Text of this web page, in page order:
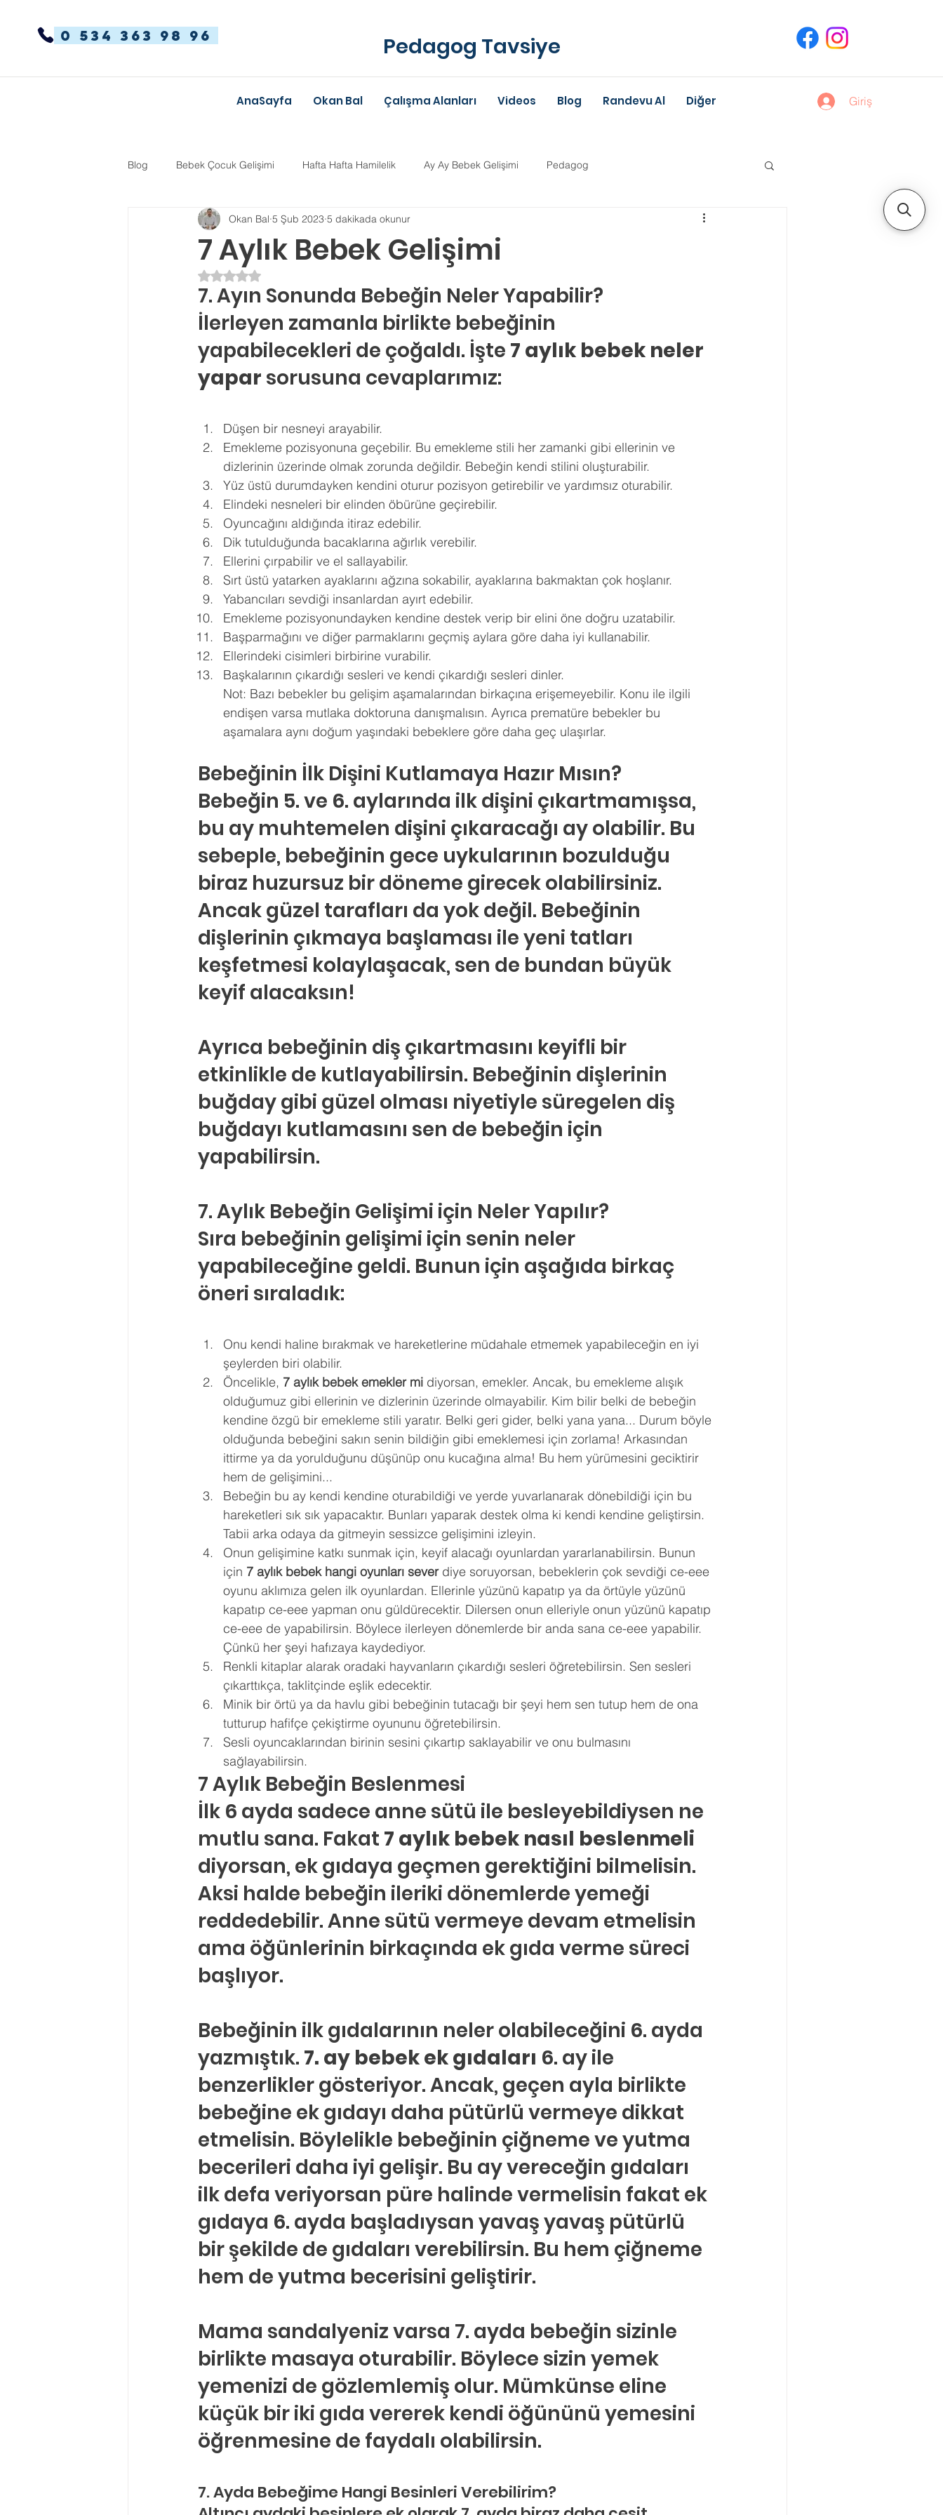
0 534 363 98 96 Pedagog Tavsiye
AnaSayfa Okan Bal Çalışma Alanları Videos Blog Randevu Al Diğer Giriş
Blog Bebek Çocuk Gelişimi Hafta Hafta Hamilelik Ay Ay Bebek Gelişimi Pedagog
Dikkat Dağınıklığı Hiperaktivite Anne-Baba Eğitimi
Kekemelik TYT-AYT
Ergenlik Danışmanlığı PDR Rehberlik Psikoloji Tercih Danışmanı Öğrenci Koçluğu
Evlilik Terapisi
7 Aylık Bebek Gelişimi
Okan Bal 5 Şub 2023 5 dakikada okunur
5 üzerinden NaN yıldız
7. Ayın Sonunda Bebeğin Neler Yapabilir?
İlerleyen zamanla birlikte bebeğinin
yapabilecekleri de çoğaldı. İşte 7 aylık bebek neler
yapar sorusuna cevaplarımız:
Düşen bir nesneyi arayabilir.
Emekleme pozisyonuna geçebilir. Bu emekleme stili her zamanki gibi ellerinin ve
dizlerinin üzerinde olmak zorunda değildir. Bebeğin kendi stilini oluşturabilir.
Yüz üstü durumdayken kendini oturur pozisyon getirebilir ve yardımsız oturabilir.
Elindeki nesneleri bir elinden öbürüne geçirebilir.
Oyuncağını aldığında itiraz edebilir.
Dik tutulduğunda bacaklarına ağırlık verebilir.
Ellerini çırpabilir ve el sallayabilir.
Sırt üstü yatarken ayaklarını ağzına sokabilir, ayaklarına bakmaktan çok hoşlanır.
Yabancıları sevdiği insanlardan ayırt edebilir.
Emekleme pozisyonundayken kendine destek verip bir elini öne doğru uzatabilir.
Başparmağını ve diğer parmaklarını geçmiş aylara göre daha iyi kullanabilir.
Ellerindeki cisimleri birbirine vurabilir.
Başkalarının çıkardığı sesleri ve kendi çıkardığı sesleri dinler.
Not: Bazı bebekler bu gelişim aşamalarından birkaçına erişemeyebilir. Konu ile ilgili
endişen varsa mutlaka doktoruna danışmalısın. Ayrıca prematüre bebekler bu
aşamalara aynı doğum yaşındaki bebeklere göre daha geç ulaşırlar.
Bebeğinin İlk Dişini Kutlamaya Hazır Mısın?
Bebeğin 5. ve 6. aylarında ilk dişini çıkartmamışsa,
bu ay muhtemelen dişini çıkaracağı ay olabilir. Bu
sebeple, bebeğinin gece uykularının bozulduğu
biraz huzursuz bir döneme girecek olabilirsiniz.
Ancak güzel tarafları da yok değil. Bebeğinin
dişlerinin çıkmaya başlaması ile yeni tatları
keşfetmesi kolaylaşacak, sen de bundan büyük
keyif alacaksın!
Ayrıca bebeğinin diş çıkartmasını keyifli bir
etkinlikle de kutlayabilirsin. Bebeğinin dişlerinin
buğday gibi güzel olması niyetiyle süregelen diş
buğdayı kutlamasını sen de bebeğin için
yapabilirsin.
7. Aylık Bebeğin Gelişimi için Neler Yapılır?
Sıra bebeğinin gelişimi için senin neler
yapabileceğine geldi. Bunun için aşağıda birkaç
öneri sıraladık:
Onu kendi haline bırakmak ve hareketlerine müdahale etmemek yapabileceğin en iyi
şeylerden biri olabilir.
Öncelikle, 7 aylık bebek emekler mi diyorsan, emekler. Ancak, bu emekleme alışık
olduğumuz gibi ellerinin ve dizlerinin üzerinde olmayabilir. Kim bilir belki de bebeğin
kendine özgü bir emekleme stili yaratır. Belki geri gider, belki yana yana... Durum böyle
olduğunda bebeğini sakın senin bildiğin gibi emeklemesi için zorlama! Arkasından
ittirme ya da yorulduğunu düşünüp onu kucağına alma! Bu hem yürümesini geciktirir
hem de gelişimini...
Bebeğin bu ay kendi kendine oturabildiği ve yerde yuvarlanarak dönebildiği için bu
hareketleri sık sık yapacaktır. Bunları yaparak destek olma ki kendi kendine geliştirsin.
Tabii arka odaya da gitmeyin sessizce gelişimini izleyin.
Onun gelişimine katkı sunmak için, keyif alacağı oyunlardan yararlanabilirsin. Bunun
için 7 aylık bebek hangi oyunları sever diye soruyorsan, bebeklerin çok sevdiği ce-eee
oyunu aklımıza gelen ilk oyunlardan. Ellerinle yüzünü kapatıp ya da örtüyle yüzünü
kapatıp ce-eee yapman onu güldürecektir. Dilersen onun elleriyle onun yüzünü kapatıp
ce-eee de yapabilirsin. Böylece ilerleyen dönemlerde bir anda sana ce-eee yapabilir.
Çünkü her şeyi hafızaya kaydediyor.
Renkli kitaplar alarak oradaki hayvanların çıkardığı sesleri öğretebilirsin. Sen sesleri
çıkarttıkça, taklitçinde eşlik edecektir.
Minik bir örtü ya da havlu gibi bebeğinin tutacağı bir şeyi hem sen tutup hem de ona
tutturup hafifçe çekiştirme oyununu öğretebilirsin.
Sesli oyuncaklarından birinin sesini çıkartıp saklayabilir ve onu bulmasını
sağlayabilirsin.
7 Aylık Bebeğin Beslenmesi
İlk 6 ayda sadece anne sütü ile besleyebildiysen ne
mutlu sana. Fakat 7 aylık bebek nasıl beslenmeli
diyorsan, ek gıdaya geçmen gerektiğini bilmelisin.
Aksi halde bebeğin ileriki dönemlerde yemeği
reddedebilir. Anne sütü vermeye devam etmelisin
ama öğünlerinin birkaçında ek gıda verme süreci
başlıyor.
Bebeğinin ilk gıdalarının neler olabileceğini 6. ayda
yazmıştık. 7. ay bebek ek gıdaları 6. ay ile
benzerlikler gösteriyor. Ancak, geçen ayla birlikte
bebeğine ek gıdayı daha pütürlü vermeye dikkat
etmelisin. Böylelikle bebeğinin çiğneme ve yutma
becerileri daha iyi gelişir. Bu ay vereceğin gıdaları
ilk defa veriyorsan püre halinde vermelisin fakat ek
gıdaya 6. ayda başladıysan yavaş yavaş pütürlü
bir şekilde de gıdaları verebilirsin. Bu hem çiğneme
hem de yutma becerisini geliştirir.
Mama sandalyeniz varsa 7. ayda bebeğin sizinle
birlikte masaya oturabilir. Böylece sizin yemek
yemenizi de gözlemlemiş olur. Mümkünse eline
küçük bir iki gıda vererek kendi öğününü yemesini
öğrenmesine de faydalı olabilirsin.
7. Ayda Bebeğime Hangi Besinleri Verebilirim?